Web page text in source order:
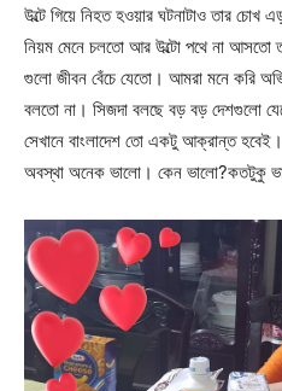
উল্টে গিয়ে নিহত হওয়ার ঘটনাটাও তার চোখ
নিয়ম মেনে চলতো আর উল্টো পথে না আসতো
গুলো জীবন বেঁচে যেতো। আমরা মনে করি
বলতো না। সিজদা বলছে বড় বড় দেশগুলো
সেখানে বাংলাদেশ তো একটু আক্রান্ত হবেই।
অবস্থা অনেক ভালো। কেন ভালো?কতটুকু